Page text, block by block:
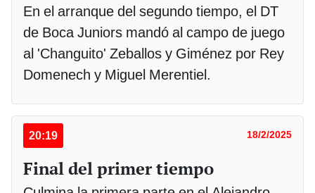
En el arranque del segundo tiempo, el DT
de Boca Juniors mandó al campo de juego
al 'Changuito' Zeballos y Giménez por Rey
Domenech y Miguel Merentiel.
20:19 18/2/2025
Final del primer tiempo